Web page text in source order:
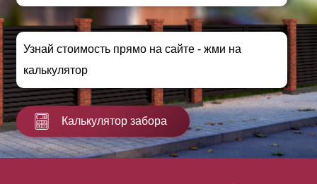
Узнай стоимость прямо на сайте - жми на
калькулятор
Калькулятор забора